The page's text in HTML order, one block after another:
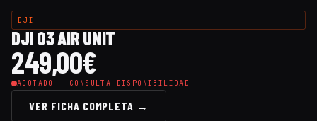
DJI
DJI O3 AIR UNIT
249,00€
AGOTADO — CONSULTA DISPONIBILIDAD
VER FICHA COMPLETA →